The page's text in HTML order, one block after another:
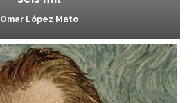
Omar López Mato